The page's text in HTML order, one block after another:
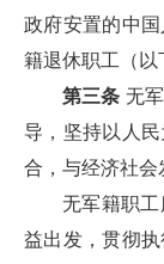
政府安置的中
籍退休职工（以
第三条 无
导，坚持以人
合，与经济社会
无军籍职
益出发，贯彻